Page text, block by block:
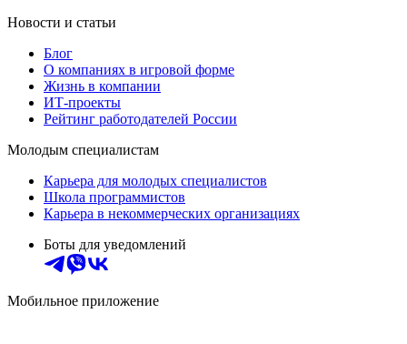
Новости и статьи
Блог
О компаниях в игровой форме
Жизнь в компании
ИТ-проекты
Рейтинг работодателей России
Молодым специалистам
Карьера для молодых специалистов
Школа программистов
Карьера в некоммерческих организациях
Боты для уведомлений
Мобильное приложение